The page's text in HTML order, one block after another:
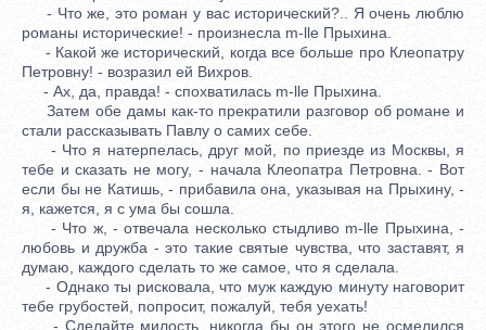
- Что же, это роман у вас исторический?.. Я очень люблю
романы исторические! - произнесла m-lle Прыхина.
- Какой же исторический, когда все больше про Клеопатру
Петровну! - возразил ей Вихров.
- Ах, да, правда! - спохватилась m-lle Прыхина.
Затем обе дамы как-то прекратили разговор об романе и
стали рассказывать Павлу о самих себе.
- Что я натерпелась, друг мой, по приезде из Москвы, я
тебе и сказать не могу, - начала Клеопатра Петровна. - Вот
если бы не Катишь, - прибавила она, указывая на Прыхину, -
я, кажется, я с ума бы сошла.
- Что ж, - отвечала несколько стыдливо m-lle Прыхина, -
любовь и дружба - это такие святые чувства, что заставят, я
думаю, каждого сделать то же самое, что я сделала.
- Однако ты рисковала, что муж каждую минуту наговорит
тебе грубостей, попросит, пожалуй, тебя уехать!
- Сделайте милость, никогда бы он этого не осмелился